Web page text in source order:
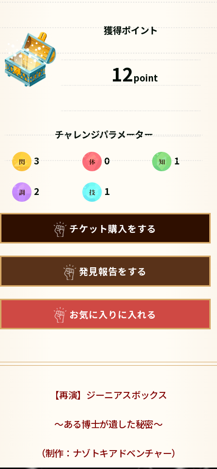
獲得ポイント
12point
チャレンジパラメーター
3
0 1
2 1
チケット購入をする
発見報告をする
お気に入りに入れる
【再演】ジーニアスボックス
〜ある博士が遺した秘密〜
（制作：ナゾトキアドベンチャー）